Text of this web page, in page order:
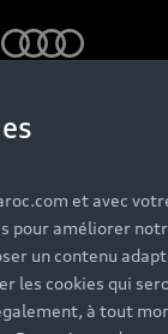
choses
et avec
pour améliorer
un contenu
les cookies qui
à tout